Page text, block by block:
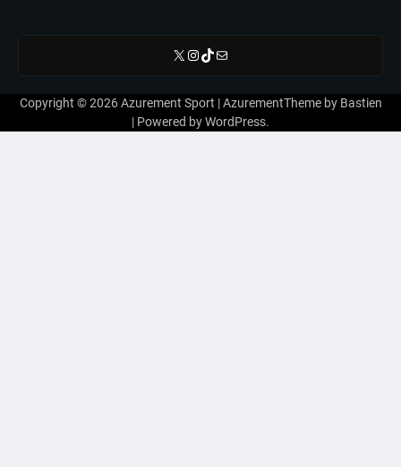
X Instagram
TikTok
E-mail
Copyright © 2026Azurement Sport | AzurementTheme by Bastien
| Powered byWordPress.